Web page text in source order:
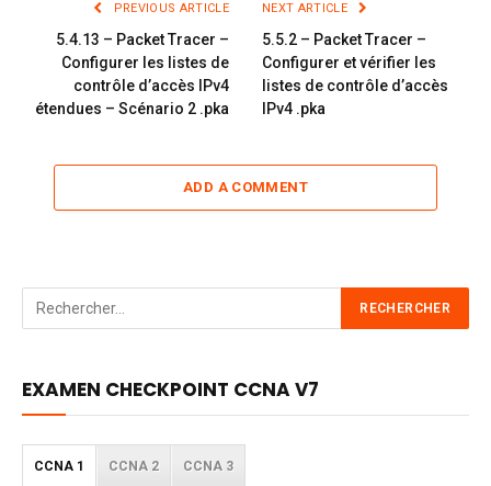
PREVIOUS ARTICLE
5.4.13 – Packet Tracer –
Configurer les listes de
contrôle d’accès IPv4
étendues – Scénario 2 .pka
NEXT ARTICLE
5.5.2 – Packet Tracer –
Configurer et vérifier les
listes de contrôle d’accès
IPv4 .pka
ADD A COMMENT
EXAMEN CHECKPOINT CCNA V7
CCNA 1 CCNA 2 CCNA 3